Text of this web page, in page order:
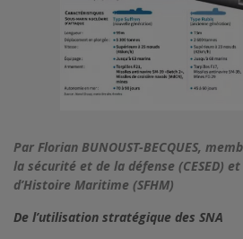
Par Florian BUNOUST-BECQUES,
la sécurité et de la défense (CESED)
d’Histoire Maritime (SFHM)
De l’utilisation stratégique des SNA